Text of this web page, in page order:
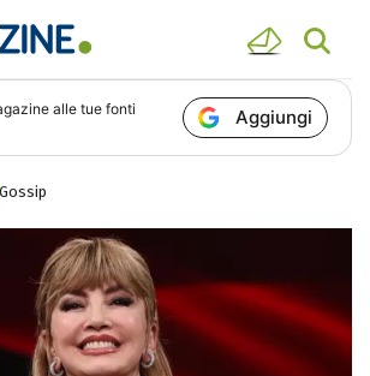
alle tue fonti
Aggiungi
Gossip